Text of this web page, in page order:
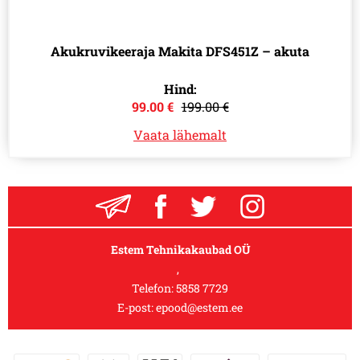
Akukruvikeeraja Makita DFS451Z – akuta
Hind:
99.00 € 199.00 €
Vaata lähemalt
Estem Tehnikakaubad OÜ
,
Telefon:5858 7729
E-post:epood@estem.ee